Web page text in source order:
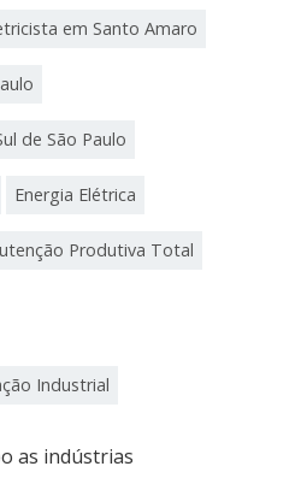
em Santo Amaro
de São Paulo
Energia Elétrica
Produtiva Total
Industrial
as indústrias